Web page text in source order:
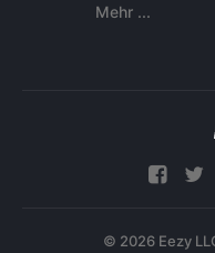
Mehr ...
© 2026 Eezy